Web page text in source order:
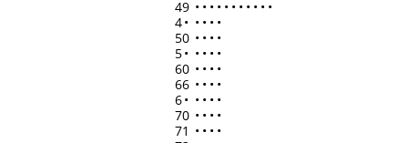
49 • • • • • • • • • • •
4• • • • •
50 • • • •
5• • • • •
60 • • • •
66 • • • •
6• • • • •
70 • • • •
71 • • • •